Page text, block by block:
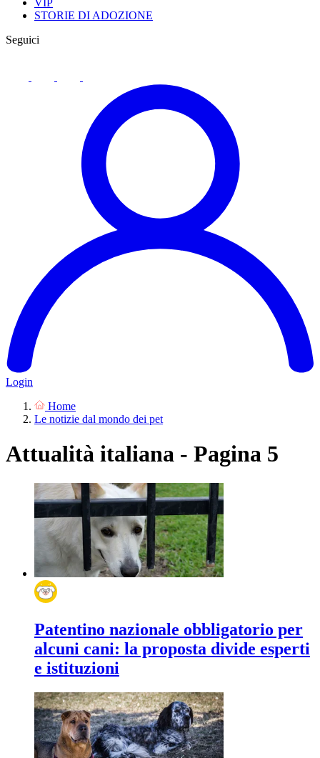
VIP
STORIE DI ADOZIONE
Seguici
Login
Home
Le notizie dal mondo dei pet
Attualità italiana - Pagina 5
Patentino nazionale obbligatorio per
alcuni cani: la proposta divide esperti
e istituzioni